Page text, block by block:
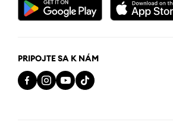
PRIPOJTE SA K NÁM